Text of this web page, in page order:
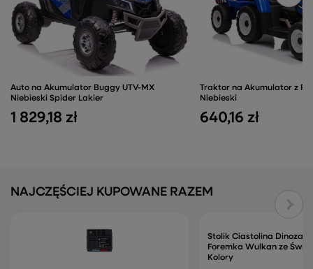
Auto na Akumulator Buggy UTV-MX
Niebieski Spider Lakier
1 829,18 zł
Traktor na Akumulator z
Niebieski
640,16 zł
NAJCZĘŚCIEJ KUPOWANE RAZEM
Stolik Ciastolina
Foremka Wulkan ze
Kolory